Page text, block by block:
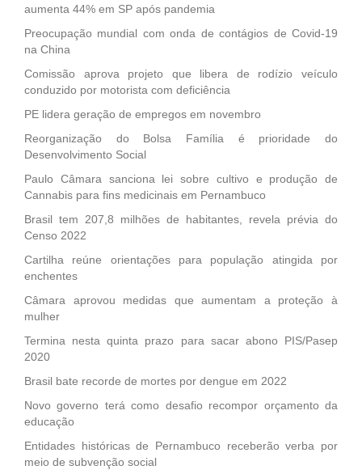
aumenta 44% em SP após pandemia
Preocupação mundial com onda de contágios de Covid-19
na China
Comissão aprova projeto que libera de rodízio veículo
conduzido por motorista com deficiência
PE lidera geração de empregos em novembro
Reorganização do Bolsa Família é prioridade do
Desenvolvimento Social
Paulo Câmara sanciona lei sobre cultivo e produção de
Cannabis para fins medicinais em Pernambuco
Brasil tem 207,8 milhões de habitantes, revela prévia do
Censo 2022
Cartilha reúne orientações para população atingida por
enchentes
Câmara aprovou medidas que aumentam a proteção à
mulher
Termina nesta quinta prazo para sacar abono PIS/Pasep
2020
Brasil bate recorde de mortes por dengue em 2022
Novo governo terá como desafio recompor orçamento da
educação
Entidades históricas de Pernambuco receberão verba por
meio de subvenção social